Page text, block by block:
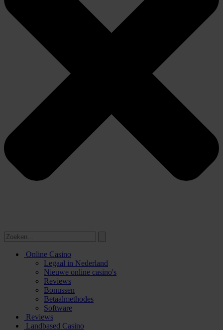
Online Casino
Legaal in Nederland
Nieuwe online casino's
Reviews
Bonussen
Betaalmethodes
Software
Reviews
Landbased Casino